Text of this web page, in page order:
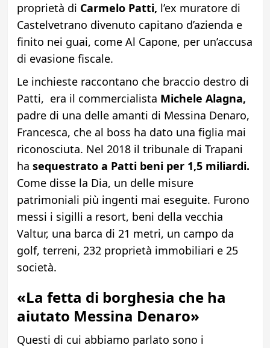
proprietà di Carmelo Patti, l’ex muratore di
Castelvetrano divenuto capitano d’azienda e
finito nei guai, come Al Capone, per un’accusa
di evasione fiscale.
Le inchieste raccontano che braccio destro di
Patti, era il commercialista Michele Alagna,
padre di una delle amanti di Messina Denaro,
Francesca, che al boss ha dato una figlia mai
riconosciuta. Nel 2018 il tribunale di Trapani
ha sequestrato a Patti beni per 1,5 miliardi.
Come disse la Dia, un delle misure
patrimoniali più ingenti mai eseguite. Furono
messi i sigilli a resort, beni della vecchia
Valtur, una barca di 21 metri, un campo da
golf, terreni, 232 proprietà immobiliari e 25
società.
«La fetta di borghesia che ha
aiutato Messina Denaro»
Questi di cui abbiamo parlato sono i